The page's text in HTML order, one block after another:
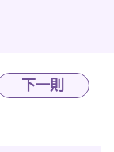
下一則